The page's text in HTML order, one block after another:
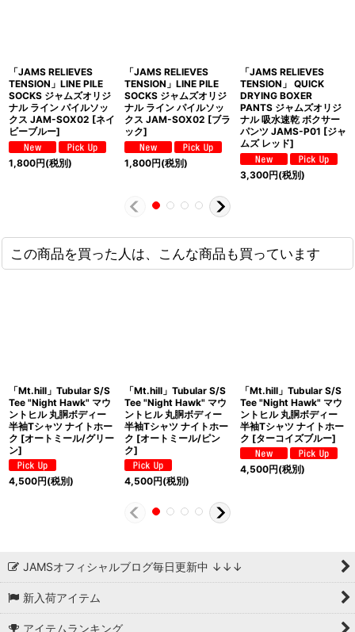
「JAMS RELIEVES
TENSION」LINE PILE
SOCKS ジャムズオリジ
ナル ライン パイルソッ
クス JAM-SOX02 [ネイ
ビーブルー]
1,800円(税別)
「JAMS RELIEVES
TENSION」LINE PILE
SOCKS ジャムズオリジ
ナル ライン パイルソッ
クス JAM-SOX02 [ブラ
ック]
1,800円(税別)
「JAMS RELIEVES
TENSION」 QUICK
DRYING BOXER
PANTS ジャムズオリジ
ナル 吸水速乾 ボクサー
パンツ JAMS-P01 [ジャ
ムズ レッド]
3,300円(税別)
この商品を買った人は、こんな商品も買っています
「Mt.hill」Tubular S/S
Tee "Night Hawk" マウ
ントヒル 丸胴ボディー
半袖Tシャツ ナイトホー
ク [オートミール/グリー
ン]
4,500円(税別)
「Mt.hill」Tubular S/S
Tee "Night Hawk" マウ
ントヒル 丸胴ボディー
半袖Tシャツ ナイトホー
ク [オートミール/ピン
ク]
4,500円(税別)
「Mt.hill」Tubular S/S
Tee "Night Hawk" マウ
ントヒル 丸胴ボディー
半袖Tシャツ ナイトホー
ク [ターコイズブルー]
4,500円(税別)
JAMSオフィシャルブログ毎日更新中 ↓↓↓
新入荷アイテム
アイテムランキング